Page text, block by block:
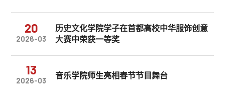
20
2026-03
历史文化学院学子在首都高校中华服饰创意
大赛中荣获一等奖
13
2026-03 音乐学院师生亮相春节节目舞台